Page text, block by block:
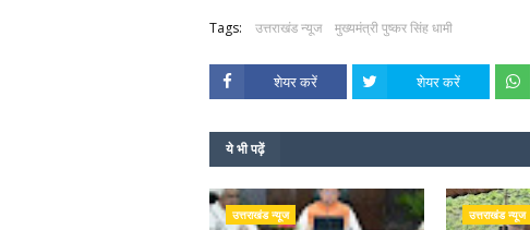
Tags: उत्तराखंड न्यूज मुख्यमंत्री पुष्कर सिंह धामी
शेयर करें शेयर करें
ये भी पढ़ें
उत्तराखंड न्यूज उत्तराखंड न्यूज